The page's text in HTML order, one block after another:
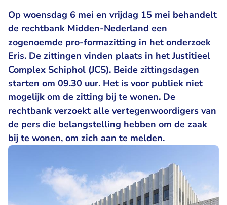
Op woensdag 6 mei en vrijdag 15 mei behandelt
de rechtbank Midden-Nederland een
zogenoemde pro-formazitting in het onderzoek
Eris. De zittingen vinden plaats in het Justitieel
Complex Schiphol (JCS). Beide zittingsdagen
starten om 09.30 uur. Het is voor publiek niet
mogelijk om de zitting bij te wonen. De
rechtbank verzoekt alle vertegenwoordigers van
de pers die belangstelling hebben om de zaak
bij te wonen, om zich aan te melden.